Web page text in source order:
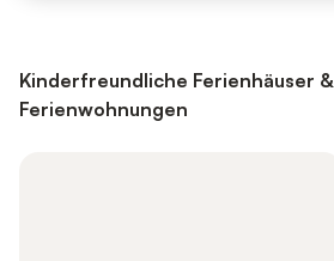
Kinderfreundliche Ferienhäuser &
Ferienwohnungen